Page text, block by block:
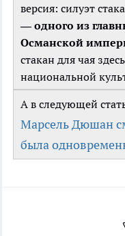
версия: силуэт
— одного из
Османской
стакан для чая
национальной
А в следующей
Марсель Дюшан
была